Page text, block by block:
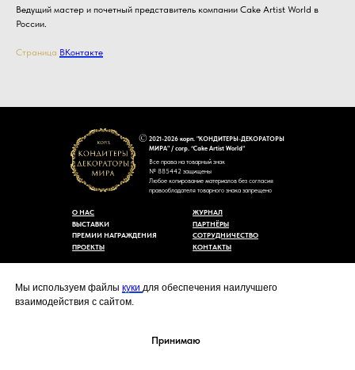
Мы используем файлы куки для обеспечения наилучшего
взаимодействия с сайтом.
Принимаю
Ведущий мастер и почетный представитель компании Cake Artist World в
России.
Страница ВКонтакте
2021-2026 корп. "КОНДИТЕРЫ-ДЕКОРАТОРЫ
МИРА" / corp. “Cake Artist World”
Все права на товарный знак
№ 885442 защищены
Любое копирование материалов без согласия
правообладателя товарного знака запрещено
cakeartistworld@mail.ru
КОНТАКТЫ
СОТРУДНИЧЕСТВО
ЖУРНАЛ
ПАРТНЁРЫ
ПРЕМИИ НАГРАЖДЕНИЯ
ПРОЕКТЫ
ВЫСТАВКИ
О НАС
Политика конфиденциальности
Согласие на обработку персональных данных